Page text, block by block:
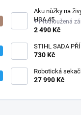
Aku nůžky na
HSA 45
+ Prodloužená
2 490 Kč
STIHL SADA
POLŠTÁŘKŮ
730 Kč
Robotická
Navimow i210E
27 990 Kč